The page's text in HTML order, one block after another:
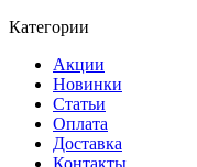
Категории
Акции
Новинки
Статьи
Оплата
Доставка
Контакты